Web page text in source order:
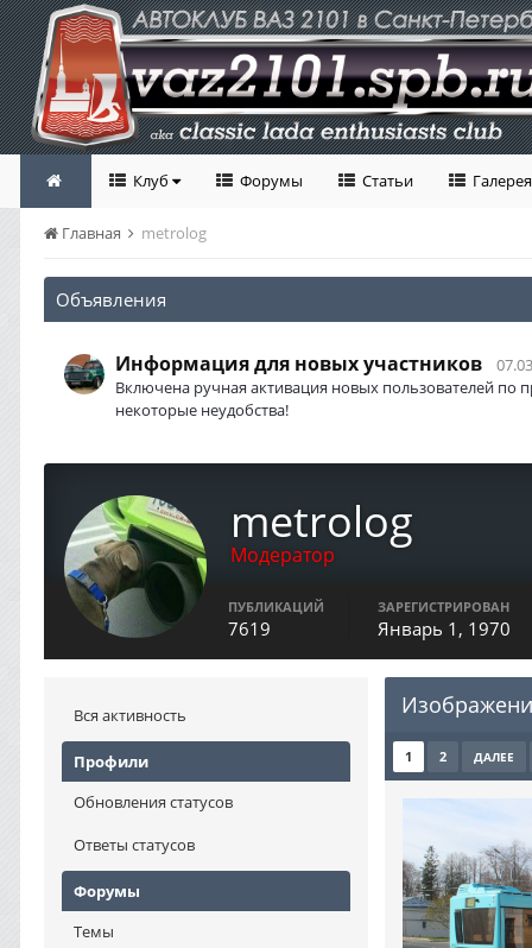
Клуб Форумы Статьи Галерея
Главная metrolog
Объявления
Информация для новых участников
Включена ручная активация новых пользователей
некоторые неудобства!
metrolog
Модератор
ПУБЛИКАЦИЙ
7619
ЗАРЕГИСТРИРОВАН
Январь 1, 1970
Вся активность
Профили
Обновления статусов
Ответы статусов
Форумы
Темы
1 2 ДАЛЕЕ